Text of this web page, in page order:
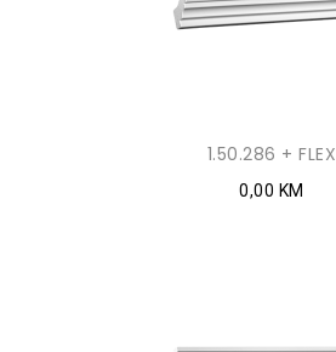
1.50.286 + FLEX
0,00 KM